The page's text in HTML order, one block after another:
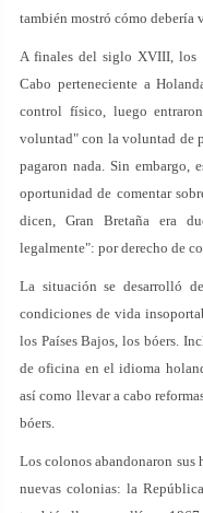
también mostró cómo debería
A finales del siglo XVIII, los
Cabo perteneciente a
control físico, luego
voluntad" con la voluntad de
pagaron nada. Sin
oportunidad de comentar
dicen, Gran Bretaña era
legalmente": por derecho de
La situación se desarrolló
condiciones de vida
los Países Bajos, los bóers.
de oficina en el idioma
así como llevar a cabo
bóers.
Los colonos abandonaron sus
nuevas colonias: la